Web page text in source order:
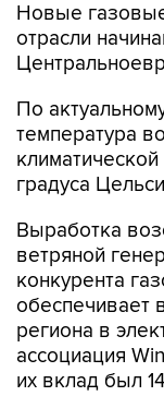
Новые
отрасли
По
температура
градуса
Выработка
ветряной
конкурента
обеспечивает
региона в
ассоциация
их вклад был